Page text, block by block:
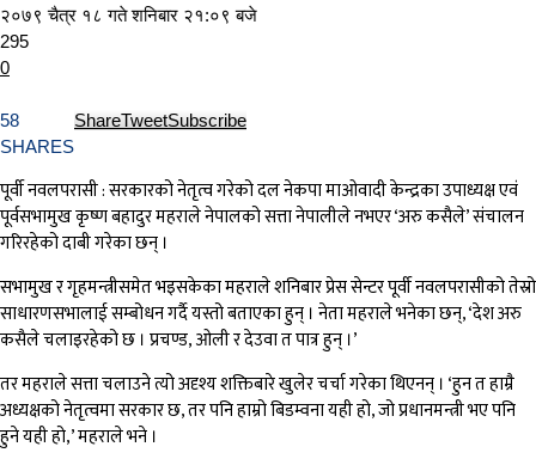
२०७९ चैत्र १८ गते शनिबार २१:०९ बजे
295
0
58
SHARES
ShareTweetSubscribe
पूर्वी नवलपरासी : सरकारको नेतृत्व गरेको दल नेकपा माओवादी केन्द्रका उपाध्यक्ष एवं
पूर्वसभामुख कृष्ण बहादुर महराले नेपालको सत्ता नेपालीले नभएर ‘अरु कसैले’ संचालन
गरिरहेको दाबी गरेका छन् ।
सभामुख र गृहमन्त्रीसमेत भइसकेका महराले शनिबार प्रेस सेन्टर पूर्वी नवलपरासीको तेस्रो
साधारणसभालाई सम्बोधन गर्दै यस्तो बताएका हुन् । नेता महराले भनेका छन्, ‘देश अरु
कसैले चलाइरहेको छ । प्रचण्ड, ओली र देउवा त पात्र हुन् ।’
तर महराले सत्ता चलाउने त्यो अदृश्य शक्तिबारे खुलेर चर्चा गरेका थिएनन् । ‘हुन त हाम्रै
अध्यक्षको नेतृत्वमा सरकार छ, तर पनि हाम्रो बिडम्वना यही हो, जो प्रधानमन्त्री भए पनि
हुने यही हो,’ महराले भने ।